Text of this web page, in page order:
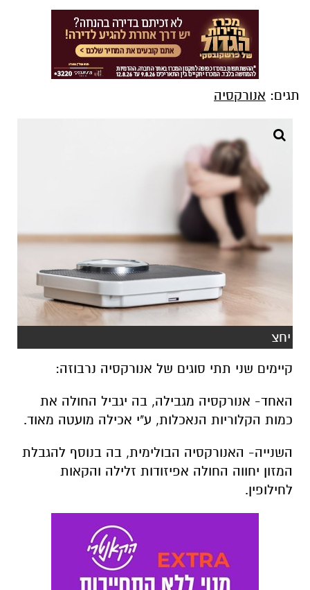
תגים: אנורקסיה
יחצ
קיימים שני תתי סוגים של אנורקסיה נרבוזה:
האחד- אנורקסיה מגבילה, בה יגביל החולה את
כמות הקלוריות הנאכלות, ע"י אכילה מועטה מאוד.
השנייה- האנורקסיה הבולימית, בה בנוסף להגבלת
המזון יחווה החולה אפיזודות זלילה והקאות
לחילופין.